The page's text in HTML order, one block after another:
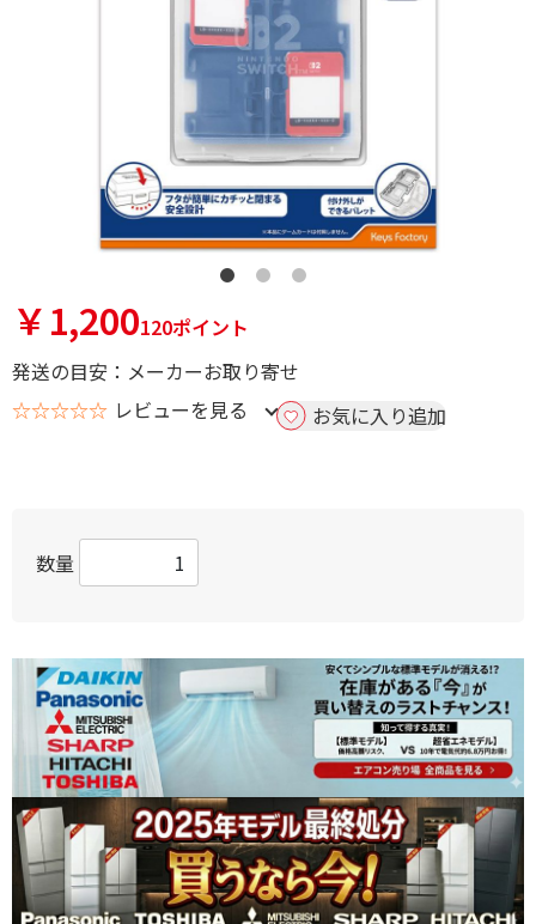
￥1,200120ポイント
発送の目安：メーカーお取り寄せ
☆☆☆☆☆ レビューを見る お気に入り追加
数量